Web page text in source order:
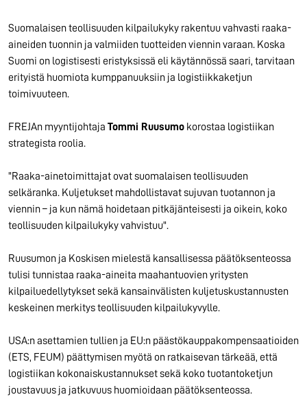
Suomalaisen teollisuuden kilpailukyky rakentuu vahvasti raaka-
aineiden tuonnin ja valmiiden tuotteiden viennin varaan. Koska
Suomi on logistisesti eristyksissä eli käytännössä saari, tarvitaan
erityistä huomiota kumppanuuksiin ja logistiikkaketjun
toimivuuteen.
FREJAn myyntijohtaja Tommi Ruusumo korostaa logistiikan
strategista roolia.
"Raaka-ainetoimittajat ovat suomalaisen teollisuuden
selkäranka. Kuljetukset mahdollistavat sujuvan tuotannon ja
viennin – ja kun nämä hoidetaan pitkäjänteisesti ja oikein, koko
teollisuuden kilpailukyky vahvistuu".
Ruusumon ja Koskisen mielestä kansallisessa päätöksenteossa
tulisi tunnistaa raaka-aineita maahantuovien yritysten
kilpailuedellytykset sekä kansainvälisten kuljetuskustannusten
keskeinen merkitys teollisuuden kilpailukyvylle.
USA:n asettamien tullien ja EU:n päästökauppakompensaatioiden
(ETS, FEUM) päättymisen myötä on ratkaisevan tärkeää, että
logistiikan kokonaiskustannukset sekä koko tuotantoketjun
joustavuus ja jatkuvuus huomioidaan päätöksenteossa.